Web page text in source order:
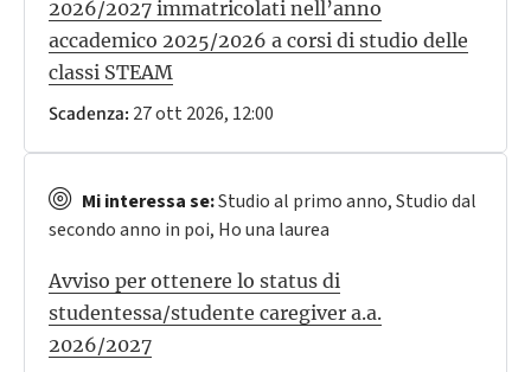
2026/2027 immatricolati nell’anno
accademico 2025/2026 a corsi di studio delle
classi STEAM
Scadenza: 27 ott 2026, 12:00
Mi interessa se:Studio al primo anno, Studio dal
secondo anno in poi, Ho una laurea
Avviso per ottenere lo status di
studentessa/studente caregiver a.a.
2026/2027